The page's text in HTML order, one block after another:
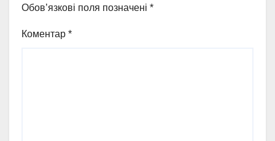
Обов’язкові поля позначені *
Коментар *